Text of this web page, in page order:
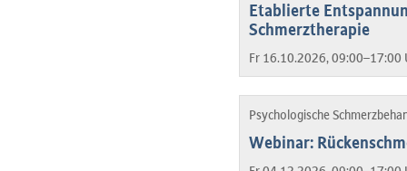
Etablierte
Schmerztherapie
Fr 16.10.2026, 09:00–17:00
Psychologische
Webinar: